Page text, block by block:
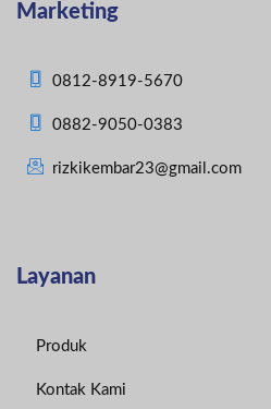
Marketing
0812-8919-5670
0882-9050-0383
rizkikembar23@gmail.com
Layanan
Produk
Kontak Kami